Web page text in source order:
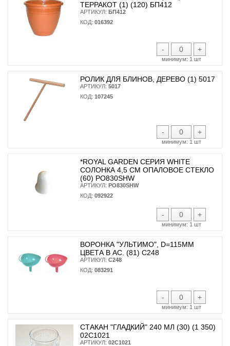
ТЕРРАКОТ (1) (120) БП412
АРТИКУЛ: БП412
КОД: 016392
- +
минимум: 1 шт
РОЛИК ДЛЯ БЛИНОВ, ДЕРЕВО (1) 5017
АРТИКУЛ: 5017
КОД: 107245
- +
минимум: 1 шт
*ROYAL GARDEN СЕРИЯ WHITE
СОЛОНКА 4,5 СМ ОПАЛОВОЕ СТЕКЛО
(60) PO830SHW
АРТИКУЛ: PO830SHW
КОД: 092922
- +
минимум: 1 шт
ВОРОНКА "УЛЬТИМО", D=115ММ
ЦВЕТА В АС. (81) С248
АРТИКУЛ: С248
КОД: 083291
- +
минимум: 1 шт
СТАКАН "ГЛАДКИЙ" 240 МЛ (30) (1 350)
02С1021
АРТИКУЛ: 02С1021